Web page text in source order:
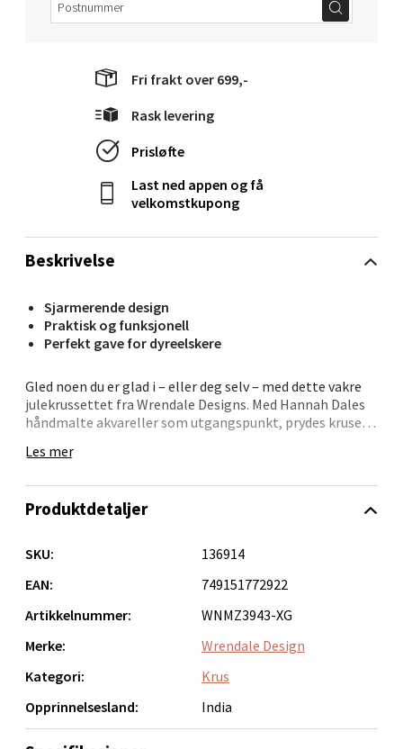
Beskrivelse
Sjarmerende design
Praktisk og funksjonell
Perfekt gave for dyreelskere
Gled noen du er glad i – eller deg selv – med dette vakre
julekrussettet fra Wrendale Designs. Med Hannah Dales
håndmalte akvareller som utgangspunkt, prydes kruset
rommer 31 cl og leveres sammen med et keramisk
Takket være høy kvalitet fra Royal Worcester, tåler
Underlaget er varmebestandig og beskytter overflatene
et stemningsfullt innslag i førjulstiden.
Les mer
Fri frakt over 699,-
Rask levering
Prisløfte
Last ned appen og få
velkomstkupong
Produktdetaljer
SKU:
136914
EAN:
749151772922
Artikkelnummer:
WNMZ3943-XG
Merke:
Wrendale Design
Kategori:
Krus
Opprinnelsesland:
India
Velg
Molde - Moldetorget
Torget 1, 6413 Molde
Åpent i dag 10-20
Narvik - Thon Senter Malmporten
Åpent i dag 10-20
0 i butikk
Bergen - Oasen Senter
Åpent i dag 10-21